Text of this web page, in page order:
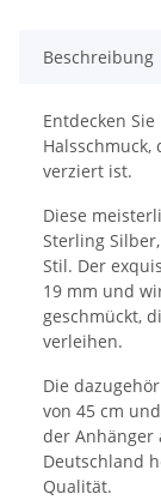
Beschreibung
Entdecken
verziert ist.
Diese
Sterling
Stil. Der
19 mm und
geschmückt,
verleihen.
Die
von 45 cm
der Anhänger
Deutschland
Qualität.